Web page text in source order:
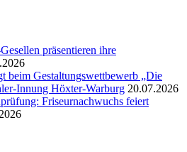
präsentieren ihre
beim Gestaltungswettbewerb „Die
Innung Höxter-Warburg 20.07.2026
Friseurnachwuchs feiert